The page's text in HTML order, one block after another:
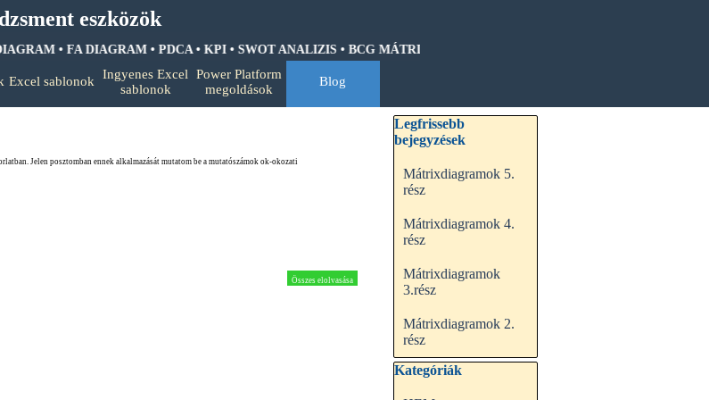
eszközök
• FA DIAGRAM • PDCA • KPI • SWOT ANALIZIS • BCG MÁTRIX • HOSHIN KANRI • QFD • CASH-FLOW • GANTT
▼
Excel sablonok ▼
Ingyenes Excel
sablonok
▼
Power Platform
megoldások
▼
Blog
Jelen posztomban ennek alkalmazását mutatom be a mutatószámok ok-okozati
Összes elolvasása
Kihagy blokk Legfrissebb bejegyzések
Legfrissebb
bejegyzések
Mátrixdiagramok 5.
rész
Mátrixdiagramok 4.
rész
Mátrixdiagramok
3.rész
Mátrixdiagramok 2.
rész
Kihagy blokk Kategóriák
Kategóriák